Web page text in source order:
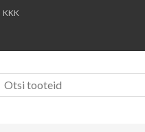
KKK